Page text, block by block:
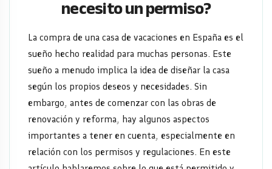
permitido
cuándo
necesito
un
necesito un permiso?
La compra de una casa de vacaciones en España es el
sueño hecho realidad para muchas personas. Este
sueño a menudo implica la idea de diseñar la casa
según los propios deseos y necesidades. Sin
embargo, antes de comenzar con las obras de
renovación y reforma, hay algunos aspectos
importantes a tener en cuenta, especialmente en
relación con los permisos y regulaciones. En este